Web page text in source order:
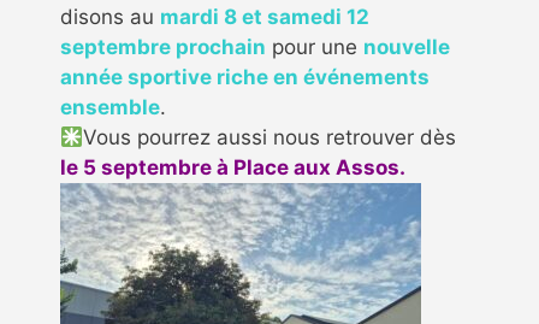
disons au mardi 8 et samedi 12
septembre prochain pour une nouvelle
année sportive riche en événements
ensemble.
​Vous pourrez aussi nous retrouver dès
le 5 septembre à Place aux Assos.